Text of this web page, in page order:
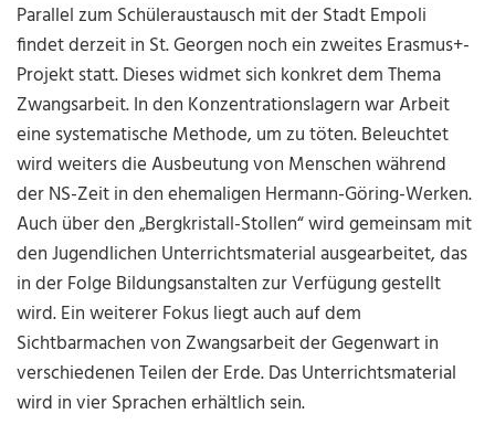
Parallel zum Schüleraustausch mit der Stadt Empoli
findet derzeit in St. Georgen noch ein zweites Erasmus+-
Projekt statt. Dieses widmet sich konkret dem Thema
Zwangsarbeit. In den Konzentrationslagern war Arbeit
eine systematische Methode, um zu töten. Beleuchtet
wird weiters die Ausbeutung von Menschen während
der NS-Zeit in den ehemaligen Hermann-Göring-Werken.
Auch über den „Bergkristall-Stollen“ wird gemeinsam mit
den Jugendlichen Unterrichtsmaterial ausgearbeitet, das
in der Folge Bildungsanstalten zur Verfügung gestellt
wird. Ein weiterer Fokus liegt auch auf dem
Sichtbarmachen von Zwangsarbeit der Gegenwart in
verschiedenen Teilen der Erde. Das Unterrichtsmaterial
wird in vier Sprachen erhältlich sein.